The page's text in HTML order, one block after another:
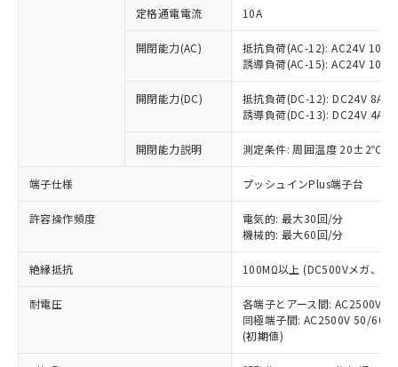
定格通電電流 10A
開閉能力(AC)
抵抗負荷(AC-12): AC24V 10A/
誘導負荷(AC-15): AC24V
開閉能力(DC)
抵抗負荷(DC-12): DC24V 8A/
誘導負荷(DC-13): DC24V 4A/
開閉能力説明 測定条件: 周囲温度 20±2℃、
端子仕様 プッシュインPlus端子台
許容操作頻度
電気的: 最大30回/分
機械的: 最大60回/分
絶縁抵抗 100MΩ以上 (DC500Vメガ、点
耐電圧
各端子とアース間: AC2500V
同極端子間: AC2500V 50/
(初期値)
ご利用条件
以下の条件をお読みいただき、同意のうえ
ご利用ください。
本サービスは、当社制御機器事業取扱
商品の当社在庫状況および標準価格
(税抜)を提供させていただくもので
当社制御機器事業取扱商品の中には、
本サービスの対象外となる商品もある
ことをご了承ください。
在庫状況および標準価格照会結果は、
記載している更新日時点での社内デー
タに基づき作成されるものであり、閲
覧された時点での実際の在庫および標
準価格とは異なる場合があることをご
対応予定：EU RoHS指令（10物質）の非含
有に対応した製品に切り替える予定のある
対応予定なし：EU RoHS指令（10物質）の
非含有に非対応の商品で、対応品を出す予
定はありません。
調査・確認中：EU RoHS指令（10物質）の
非含有の対応状況を調査中または確認中の
非該当品：ライセンス料など無形物で、有
害物質有無と関係のない商品です。
仕入先様の事情により、非含有部品として
いたものが、含有品と判明した場合などや
むを得ず変更することがあります。
鉛(Pb) 1000ppm以下、 水銀(Hg) 1000ppm以下、 カド
六価クロム(Cr(Ⅵ)) 1000ppm以下、ポリ臭化ビフェニル
類(PBB) 1000ppm以下、ポリ臭化ジフェニルエーテル類
(PBDE) 1000ppm以下、フタル酸ビス(2-エチルヘキシ
※1 中国RoHS○×表
「○」：最大均質材料含有率が中国RoHSの
基準値以下であることを示します。
「×」：最大均質材料含有率が中国RoHSの
基準値を超えていることを示します。
「－」：未確認です。当社販売部門へお問
い合わせください。
*中国RoHS10物質の基準値 (GB/T26572)：
Pb(鉛) :1000ppm、 Hg(水銀) : 1000ppm、 Cd(カドミウ
Cr(Ⅵ)(六価クロム) : 1000ppm、 PBBs(ポリ臭化ビフェ
当社は、これら貴社製品のうち、外国
為替および外国貿易法に定める商品
（以下｢規制貨物等」という）を輸出
国政府の輸出許可(または役務取引許
可)を取得するなどの必要な手続きを